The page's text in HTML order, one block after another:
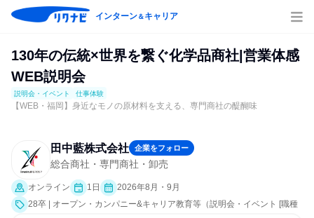
インターン＆キャリア
130年の伝統×世界を繋ぐ化学品商社|営業体感
WEB説明会
説明会・イベント 仕事体験
【WEB・福岡】身近なモノの原材料を支える、専門商社の醍醐味
田中藍株式会社 企業をフォロー
総合商社・専門商社・卸売
オンライン 1日
2026年8月・9月
28卒 | オープン・カンパニー&キャリア教育等（説明会・イベント [職種